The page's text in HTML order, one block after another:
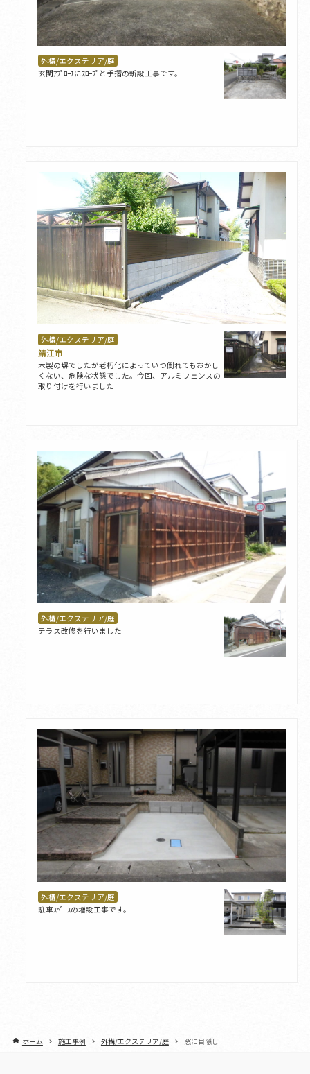
外構/エクステリア/庭
玄関ｱﾌﾟﾛｰﾁにｽﾛｰﾌﾟと手摺の新設工事です。
外構/エクステリア/庭
鯖江市
木製の塀でしたが老朽化によっていつ倒れてもおかし
くない、危険な状態でした。今回、アルミフェンスの
取り付けを行いました
外構/エクステリア/庭
テラス改修を行いました
外構/エクステリア/庭
駐車ｽﾍﾟｰｽの増設工事です。
ホーム 施工事例 外構/エクステリア/庭 窓に目隠し